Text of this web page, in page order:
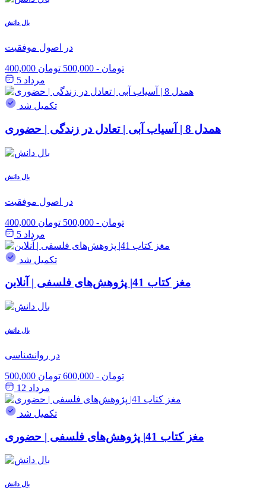
بال دانش
در اصول موفقیت
400,000 تومان - 500,000 تومان
مرداد 5
تکمیل شد
همدل 8 | آسیاب آبی | تعادل در زندگی | حضوری
بال دانش
در اصول موفقیت
400,000 تومان - 500,000 تومان
مرداد 5
تکمیل شد
مغز کتاب 41| پژوهش‌های فلسفی | آنلاین
بال دانش
در روانشناسی
500,000 تومان - 600,000 تومان
مرداد 12
تکمیل شد
مغز کتاب 41| پژوهش‌های فلسفی | حضوری
بال دانش